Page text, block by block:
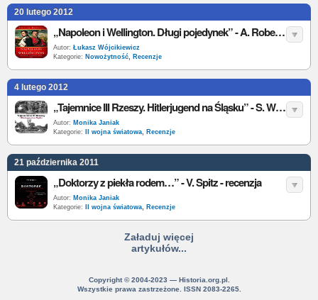
20 lutego 2012
„Napoleon i Wellington. Długi pojedynek” - A. Roberts - recenzja
Autor: Łukasz Wójcikiewicz
Kategorie: Nowożytność, Recenzje
4 lutego 2012
„Tajemnice III Rzeszy. Hitlerjugend na Śląsku” - S. Wrzesiński - recenzja
Autor: Monika Janiak
Kategorie:
II wojna światowa, Recenzje
21 października 2011
„Doktorzy z piekła rodem…” - V. Spitz - recenzja
Autor: Monika Janiak
Kategorie:
II wojna światowa, Recenzje
Załaduj więcej
artykułów...
Copyright © 2004-2023 — Historia.org.pl.
Wszystkie prawa zastrzeżone. ISSN 2083-2265.